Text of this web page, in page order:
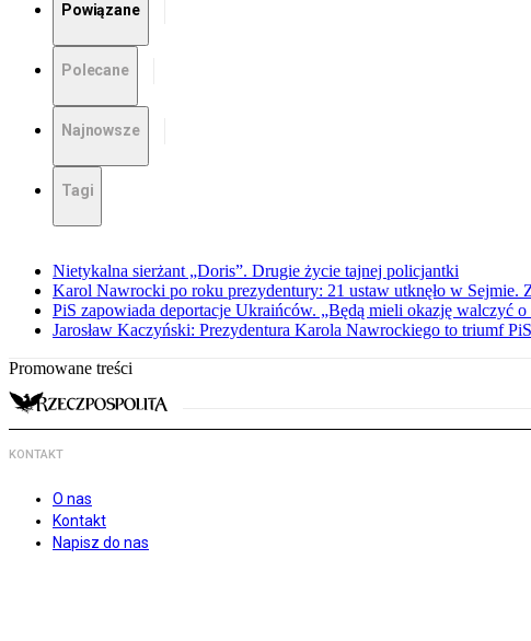
Powiązane
Polecane
Najnowsze
Tagi
Nietykalna sierżant „Doris”. Drugie życie tajnej policjantki
Karol Nawrocki po roku prezydentury: 21 ustaw utknęło w Sejmie.
PiS zapowiada deportacje Ukraińców. „Będą mieli okazję walczyć
Jarosław Kaczyński: Prezydentura Karola Nawrockiego to triumf
Promowane treści
KONTAKT
O nas
Kontakt
Napisz do nas